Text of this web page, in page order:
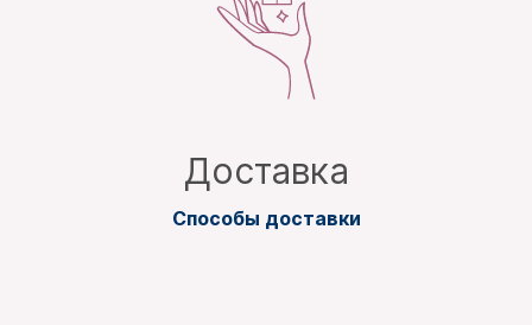
Доставка
Способы доставки